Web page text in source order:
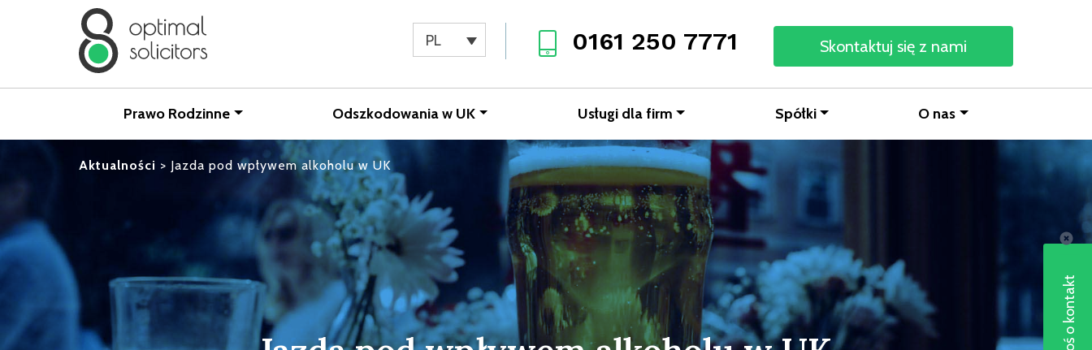
0161 250 7771 Skontaktuj się z nami
PL
Prawo Rodzinne Odszkodowania w UK Usługi dla firm Spółki O nas
Aktualności > Jazda pod wpływem alkoholu w UK
Poproś o kontakt